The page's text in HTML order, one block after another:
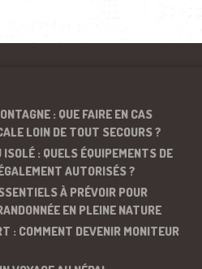
: QUE FAIRE EN CAS
LOIN DE TOUT SECOURS ?
: QUELS ÉQUIPEMENTS DE
AUTORISÉS ?
À PRÉVOIR POUR
EN PLEINE NATURE
: COMMENT DEVENIR MONITEUR